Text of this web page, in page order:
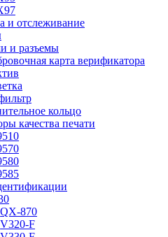
и отслеживание
и разъемы
карта верификатора
кольцо
качества печати
QX-870
V320-F